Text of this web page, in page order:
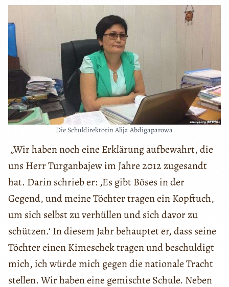
Die Schuldirektorin Alija Abdigaparowa
„Wir haben noch eine Erklärung aufbewahrt, die
uns Herr Turganbajew im Jahre 2012 zugesandt
hat. Darin schrieb er: ‚Es gibt Böses in der
Gegend, und meine Töchter tragen ein Kopftuch,
um sich selbst zu verhüllen und sich davor zu
schützen.‘ In diesem Jahr behauptet er, dass seine
Töchter einen Kimeschek tragen und beschuldigt
mich, ich würde mich gegen die nationale Tracht
stellen. Wir haben eine gemischte Schule. Neben